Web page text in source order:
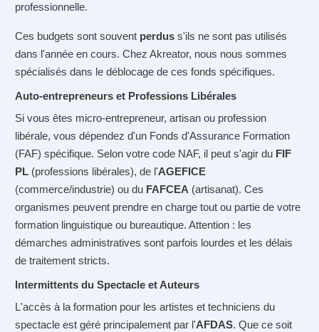
professionnelle.
Ces budgets sont souvent perdus s'ils ne sont pas utilisés
dans l'année en cours. Chez Akreator, nous nous sommes
spécialisés dans le déblocage de ces fonds spécifiques.
Auto-entrepreneurs et Professions Libérales
Si vous êtes micro-entrepreneur, artisan ou profession
libérale, vous dépendez d'un Fonds d'Assurance Formation
(FAF) spécifique. Selon votre code NAF, il peut s'agir du FIF
PL (professions libérales), de l'AGEFICE
(commerce/industrie) ou du FAFCEA (artisanat). Ces
organismes peuvent prendre en charge tout ou partie de votre
formation linguistique ou bureautique. Attention : les
démarches administratives sont parfois lourdes et les délais
de traitement stricts.
Intermittents du Spectacle et Auteurs
L'accès à la formation pour les artistes et techniciens du
spectacle est géré principalement par l'AFDAS. Que ce soit